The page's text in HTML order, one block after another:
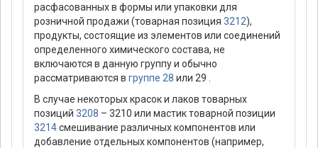
расфасованных в формы или упаковки для
розничной продажи (товарная позиция 3212),
продукты, состоящие из элементов или соединений
определенного химического состава, не
включаются в данную группу и обычно
рассматриваются в группе 28 или 29 .
В случае некоторых красок и лаков товарных
позиций 3208 – 3210 или мастик товарной позиции
3214смешивание различных компонентов или
добавление отдельных компонентов (например,